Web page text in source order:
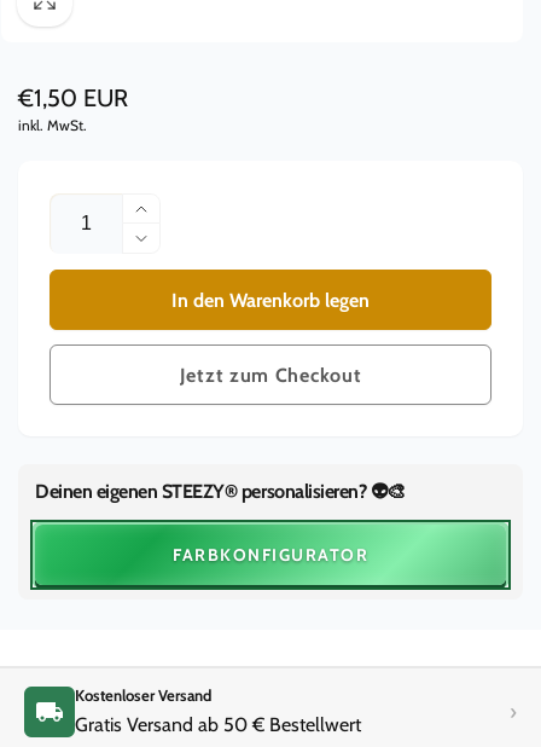
Normaler
Preis
€1,50 EUR
inkl. MwSt.
Anzahl
Erhöhe
die
Menge
|
Silikon
Green&quot;
Verringere
die
Menge
für
Klopfband
Silikon
&quot;Jade
Green&quot;
In den Warenkorb legen
Jetzt zum Checkout
Deinen eigenen STEEZY® personalisieren? 👽🎨
FARBKONFIGURATOR
Kostenloser Versand
Gratis Versand ab 50 € Bestellwert ›